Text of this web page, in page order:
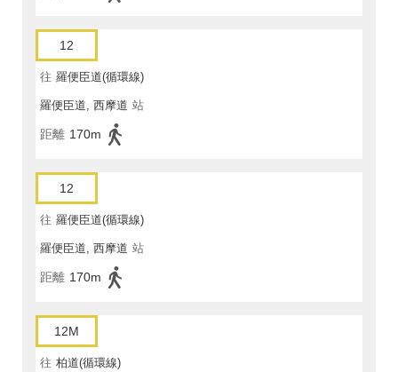
12
往 羅便臣道(循環線)
羅便臣道, 西摩道 站
距離 170m
12
往 羅便臣道(循環線)
羅便臣道, 西摩道 站
距離 170m
12M
往 柏道(循環線)